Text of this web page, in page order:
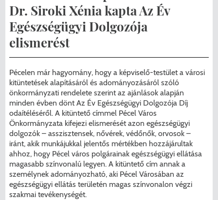
Pécel Város Önkormányzata ASP
Központhoz való csatlakozása
Péceli Polgármesteri Hivatal energetikai
korszerűsítése
Komplex csapadékvíz-elvezetés
korszerűsítése Pécelen II. ütem
Pécel Város Önkormányzata 250 000
000 Ft értékű támogatást nyert az
alábbi projekt vonatkozásában.
Menzakártya/Applikáció
Kedvezmények/Diéta/Allergia
Nyomtatványok
Étkezési térítési díjak
Kapcsolat
2025/2026. tanév
Dr. Siroki Xénia kapta Az Év
Egészségügyi Dolgozója
elismerést
Pécelen már hagyomány, hogy a képviselő-testület a városi
kitüntetések alapításáról és adományozásáról szóló
önkormányzati rendelete szerint az ajánlások alapján
minden évben dönt Az Év Egészségügyi Dolgozója Díj
odaítéléséről. A kitüntető címmel Pécel Város
Önkormányzata kifejezi elismerését azon egészségügyi
dolgozók – asszisztensek, nővérek, védőnők, orvosok –
iránt, akik munkájukkal jelentős mértékben hozzájárultak
ahhoz, hogy Pécel város polgárainak egészségügyi ellátása
magasabb színvonalú legyen. A kitüntető cím annak a
személynek adományozható, aki Pécel Városában az
egészségügyi ellátás területén magas színvonalon végzi
szakmai tevékenységét.